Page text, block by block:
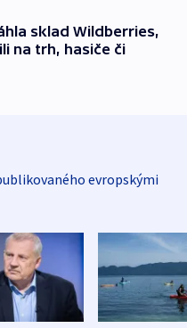
sklad Wildberries,
na trh, hasiče či
evropskými